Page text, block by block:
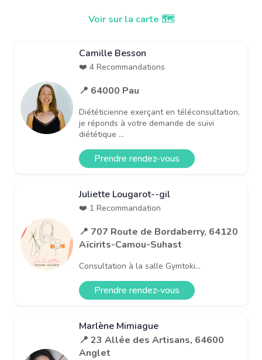
Voir sur la carte 🗺️
Camille Besson
❤️ 4 Recommandations
📍 64000 Pau
Diététicienne exerçant en téléconsultation,
je réponds à votre demande de suivi
diététique ...
Prendre rendez-vous
Juliette Lougarot--gil
❤️ 1 Recommandation
📍 707 Route de Bordaberry, 64120
Aïcirits-Camou-Suhast
Consultation à la salle Gymtoki...
Prendre rendez-vous
Marlène Mimiague
📍 23 Allée des Artisans, 64600
Anglet